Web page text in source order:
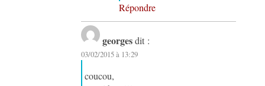
Répondre
georges dit :
03/02/2015 à 13:29
coucou,